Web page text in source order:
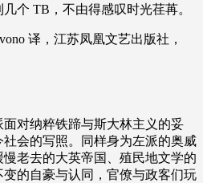
个 TB，不由得感叹时光荏苒。
译，江苏凤凰文艺出版社，
对纳粹铁蹄与斯大林主义的妥
会的写照。同样身为左派的奥威
老去的大英帝国、殖民地文学的
的自豪与认同，官僚与政客们玩